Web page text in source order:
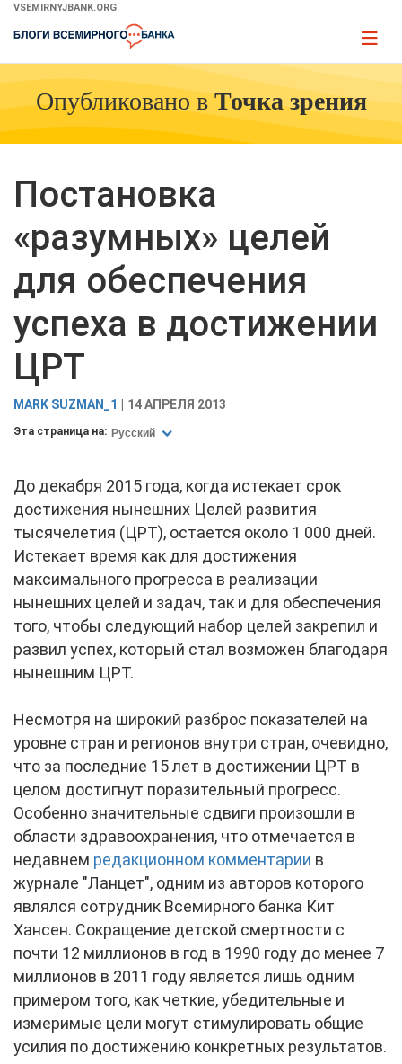
Skip
Main
VSEMIRNYJBANK.ORG
Page
Опубликовано в Точка зрения
Постановка
«разумных» целей
для обеспечения
успеха в достижении
ЦРТ
MARK SUZMAN_1 14 АПРЕЛЯ 2013
Эта страница на: Русский
До декабря 2015 года, когда истекает срок
достижения нынешних Целей развития
тысячелетия (ЦРТ), остается около 1 000 дней.
Истекает время как для достижения
максимального прогресса в реализации
нынешних целей и задач, так и для обеспечения
того, чтобы следующий набор целей закрепил и
развил успех, который стал возможен благодаря
нынешним ЦРТ.
Несмотря на широкий разброс показателей на
уровне стран и регионов внутри стран, очевидно,
что за последние 15 лет в достижении ЦРТ в
целом достигнут поразительный прогресс.
Особенно значительные сдвиги произошли в
области здравоохранения, что отмечается в
недавнем редакционном комментарии в
журнале "Ланцет", одним из авторов которого
являлся сотрудник Всемирного банка Кит
Хансен. Сокращение детской смертности с
почти 12 миллионов в год в 1990 году до менее 7
миллионов в 2011 году является лишь одним
примером того, как четкие, убедительные и
измеримые цели могут стимулировать общие
усилия по достижению конкретных результатов.